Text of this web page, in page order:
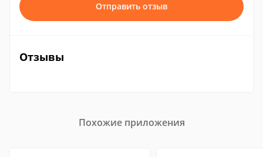
Отправить отзыв
Отзывы
Похожие приложения